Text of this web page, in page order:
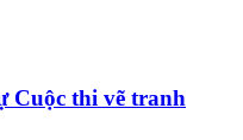
Cuộc thi vẽ tranh